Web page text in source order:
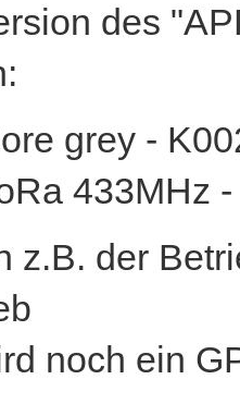
des
grey -
433MHz
z.B. der
noch ein